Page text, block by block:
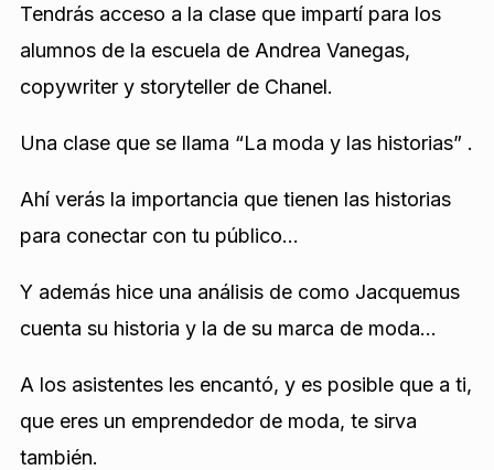
Tendrás acceso a la clase que impartí para los
alumnos de la escuela de Andrea Vanegas,
copywriter y storyteller de Chanel.
Una clase que se llama “La moda y las historias” .
Ahí verás la importancia que tienen las historias
para conectar con tu público…
Y además hice una análisis de como Jacquemus
cuenta su historia y la de su marca de moda…
A los asistentes les encantó, y es posible que a ti,
que eres un emprendedor de moda, te sirva
también.